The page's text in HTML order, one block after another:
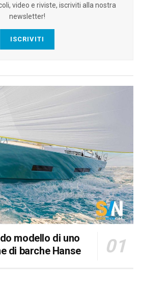
video e riviste, iscriviti alla nostra
newsletter!
ISCRIVITI
modello di uno
di barche Hanse